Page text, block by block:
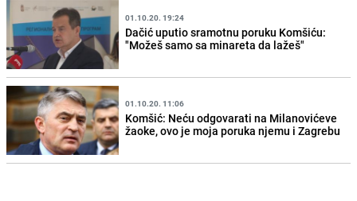
01.10.20. 19:24
Dačić uputio sramotnu poruku Komšiću:
"Možeš samo sa minareta da lažeš"
01.10.20. 11:06
Komšić: Neću odgovarati na Milanovićeve
žaoke, ovo je moja poruka njemu i Zagrebu